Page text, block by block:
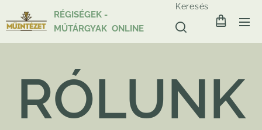
RÉGISÉGEK -
MŰTÁRGYAK ONLINE
Keresés
RÓLUNK